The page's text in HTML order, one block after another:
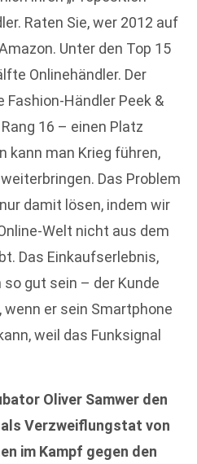
Raten Sie, wer 2012 auf
Unter den Top 15
Onlinehändler. Der
Händler Peek &
16 – einen Platz
kann man Krieg führen,
Das Problem
damit lösen, indem wir
Welt nicht aus dem
Das Einkaufserlebnis,
gut sein – der Kunde
er sein Smartphone
weil das Funksignal
Oliver Samwer den
Verzweiflungstat von
im Kampf gegen den